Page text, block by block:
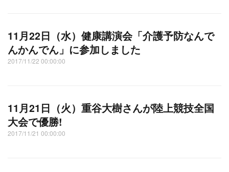
11月22日（水）健康講演会「介護予防なんで
んかんでん」に参加しました
2017/11/22 00:00:00
11月21日（火）重谷大樹さんが陸上競技全国
大会で優勝!
2017/11/21 00:00:00